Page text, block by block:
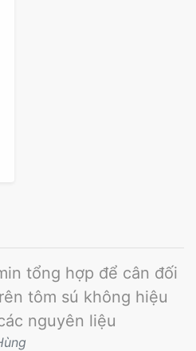
tổng hợp để cân đối
tôm sú không hiệu
nguyên liệu